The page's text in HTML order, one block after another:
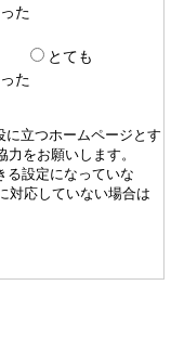
た
とても
た
立つホームページとす
力をお願いします。
る設定になっていな
対応していない場合は